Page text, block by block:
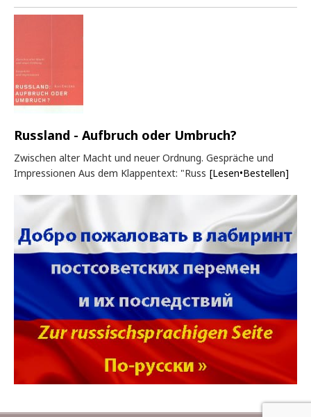
Russland - Aufbruch oder Umbruch?
Zwischen alter Macht und neuer Ordnung. Gespräche und
Impressionen Aus dem Klappentext: "Russ [Lesen•Bestellen]